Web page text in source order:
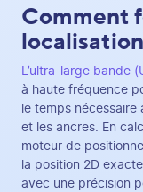
Comment
L’ultra-large bande
à haute fréquence
le temps
et les ancres. En
moteur de
la position 2D
avec une précision